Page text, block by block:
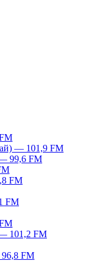
— 101,9 FM
— 99,6 FM
FM
FM
101,2 FM
96,8 FM